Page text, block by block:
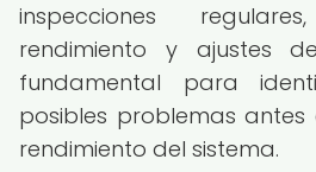
inspecciones
rendimiento y ajustes
fundamental para
posibles problemas
rendimiento del sistema.